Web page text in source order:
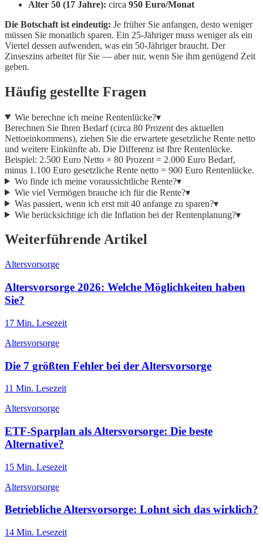
Alter 50 (17 Jahre): circa 950 Euro/Monat
Die Botschaft ist eindeutig: Je früher Sie anfangen, desto weniger
müssen Sie monatlich sparen. Ein 25-Jähriger muss weniger als ein
Viertel dessen aufwenden, was ein 50-Jähriger braucht. Der
Zinseszins arbeitet für Sie — aber nur, wenn Sie ihm genügend Zeit
geben.
Häufig gestellte Fragen
Wie berechne ich meine Rentenlücke?▾
Berechnen Sie Ihren Bedarf (circa 80 Prozent des aktuellen
Nettoeinkommens), ziehen Sie die erwartete gesetzliche Rente netto
und weitere Einkünfte ab. Die Differenz ist Ihre Rentenlücke.
Beispiel: 2.500 Euro Netto × 80 Prozent = 2.000 Euro Bedarf,
minus 1.100 Euro gesetzliche Rente netto = 900 Euro Rentenlücke.
Wo finde ich meine voraussichtliche Rente?▾
Wie viel Vermögen brauche ich für die Rente?▾
Was passiert, wenn ich erst mit 40 anfange zu sparen?▾
Wie berücksichtige ich die Inflation bei der Rentenplanung?▾
Weiterführende Artikel
Altersvorsorge
Altersvorsorge 2026: Welche Möglichkeiten haben
Sie?
17 Min. Lesezeit
Altersvorsorge
Die 7 größten Fehler bei der Altersvorsorge
11 Min. Lesezeit
Altersvorsorge
ETF-Sparplan als Altersvorsorge: Die beste
Alternative?
15 Min. Lesezeit
Altersvorsorge
Betriebliche Altersvorsorge: Lohnt sich das wirklich?
14 Min. Lesezeit